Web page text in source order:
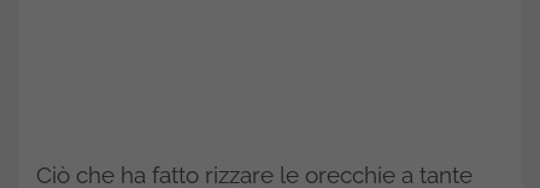
Ciò che ha fatto rizzare le orecchie a tante